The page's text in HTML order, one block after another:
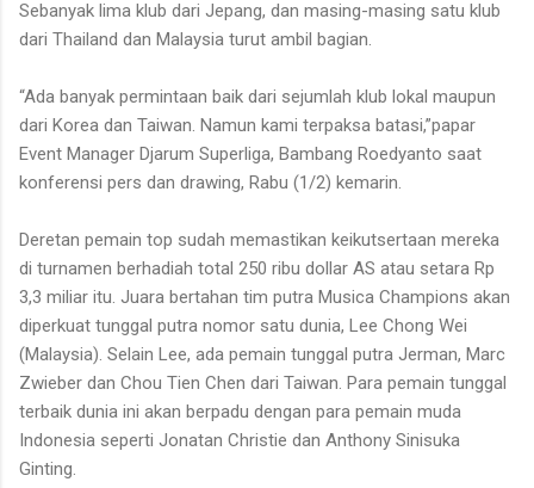
Sebanyak lima klub dari Jepang, dan masing-masing satu klub
dari Thailand dan Malaysia turut ambil bagian.
“Ada banyak permintaan baik dari sejumlah klub lokal maupun
dari Korea dan Taiwan. Namun kami terpaksa batasi,”papar
Event Manager Djarum Superliga, Bambang Roedyanto saat
konferensi pers dan drawing, Rabu (1/2) kemarin.
Deretan pemain top sudah memastikan keikutsertaan mereka
di turnamen berhadiah total 250 ribu dollar AS atau setara Rp
3,3 miliar itu. Juara bertahan tim putra Musica Champions akan
diperkuat tunggal putra nomor satu dunia, Lee Chong Wei
(Malaysia). Selain Lee, ada pemain tunggal putra Jerman, Marc
Zwieber dan Chou Tien Chen dari Taiwan. Para pemain tunggal
terbaik dunia ini akan berpadu dengan para pemain muda
Indonesia seperti Jonatan Christie dan Anthony Sinisuka
Ginting.